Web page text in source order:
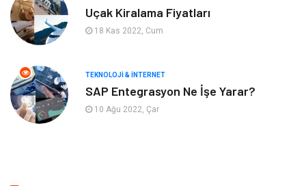
Astroloji Aksesuar
Mobilya diş sağlığı
Bebek Giyim
Uçak Kiralama Fiyatları
18 Kas 2022, Cum
TEKNOLOJI & İNTERNET
SAP Entegrasyon Ne İşe Yarar?
10 Ağu 2022, Çar